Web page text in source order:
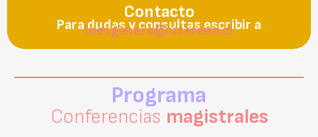
Contacto
Para dudas y consultas escribir a
inesgenero@userena.cl
Programa
Conferencias magistrales